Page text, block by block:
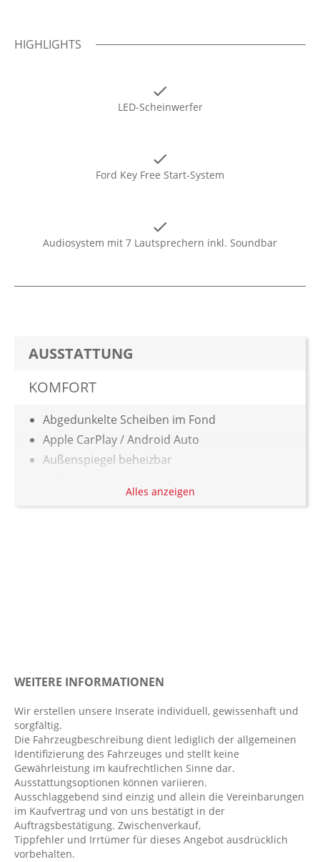
HIGHLIGHTS
LED-Scheinwerfer
Ford Key Free Start-System
Audiosystem mit 7 Lautsprechern inkl. Soundbar
AUSSTATTUNG
KOMFORT
Abgedunkelte Scheiben im Fond
Apple CarPlay / Android Auto
Außenspiegel beheizbar
Beifahrersitz manuell höhenverstellbar
LED-Scheinwerfer
TECHNIK
Heckscheibenwischer
Kindersicherung
MULTIMEDIA
DAB
Alles anzeigen
WEITERE INFORMATIONEN
Wir erstellen unsere Inserate individuell, gewissenhaft und
sorgfältig.
Die Fahrzeugbeschreibung dient lediglich der allgemeinen
Identifizierung des Fahrzeuges und stellt keine
Gewährleistung im kaufrechtlichen Sinne dar.
Ausstattungsoptionen können variieren.
Ausschlaggebend sind einzig und allein die Vereinbarungen
im Kaufvertrag und von uns bestätigt in der
Auftragsbestätigung. Zwischenverkauf,
Tippfehler und Irrtümer für dieses Angebot ausdrücklich
vorbehalten.